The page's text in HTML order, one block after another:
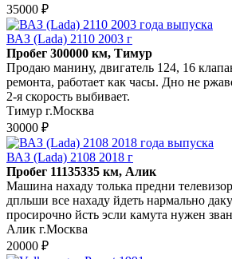
35000 ₽
ВАЗ (Lada) 2110 2003 г
Пробег 300000 км, Тимур
Продаю манину, двигатель 124, 16
ремонта, работает как часы. Дно не
2-я скорость выбивает.
Тимур г.Москва
30000 ₽
ВАЗ (Lada) 2108 2018 г
Пробег 11135335 км, Алик
Машина нахаду толька предни
дпльши все нахаду йдеть нармально
просирочно йсть эсли камута нужен
Алик г.Москва
20000 ₽